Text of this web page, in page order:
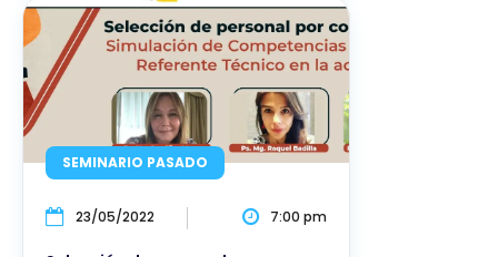
SEMINARIO PASADO
23/05/2022 7:00 pm